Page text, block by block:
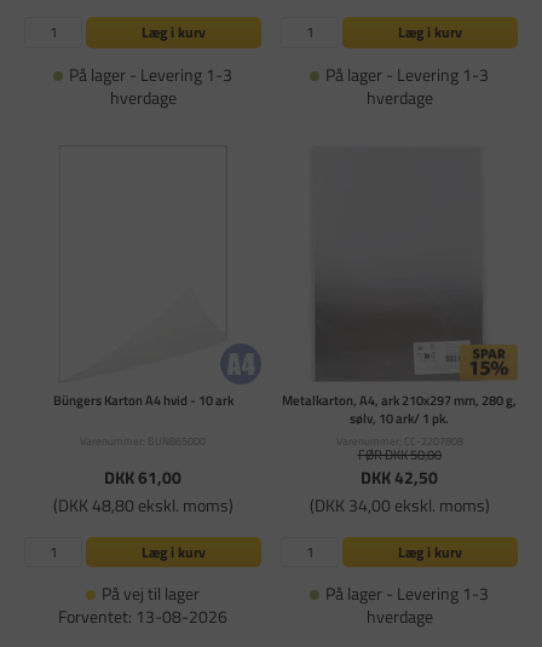
Læg i kurv
På lager - Levering 1-3
hverdage
Læg i kurv
På lager - Levering 1-3
hverdage
Büngers Karton A4 hvid - 10 ark
Varenummer: BUN865000
DKK 61,00
(DKK 48,80 ekskl. moms)
Læg i kurv
På vej til lager
Forventet: 13-08-2026
Metalkarton, A4, ark 210x297 mm, 280 g,
sølv, 10 ark/ 1 pk.
Varenummer: CC-2207808
FØR DKK 50,00
DKK 42,50
(DKK 34,00 ekskl. moms)
Læg i kurv
På lager - Levering 1-3
hverdage